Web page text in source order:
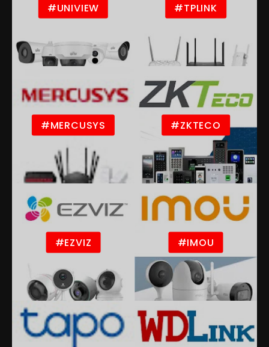
#UNIVIEW #TPLINK
#MERCUSYS #ZKTECO
#EZVIZ #IMOU